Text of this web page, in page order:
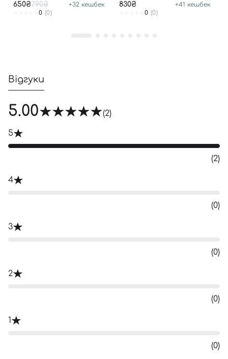
650₴790₴ +32 кешбек
0 (0)
830₴ +41 кешбек
0 (0)
Відгуки
5.00 (2)
5
(2)
4
(0)
3
(0)
2
(0)
1
(0)